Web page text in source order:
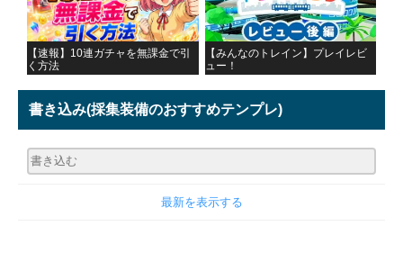
【速報】10連ガチャを無課金で引
く方法
【みんなのトレイン】プレイレビ
ュー！
書き込み(採集装備のおすすめテンプレ)
最新を表示する